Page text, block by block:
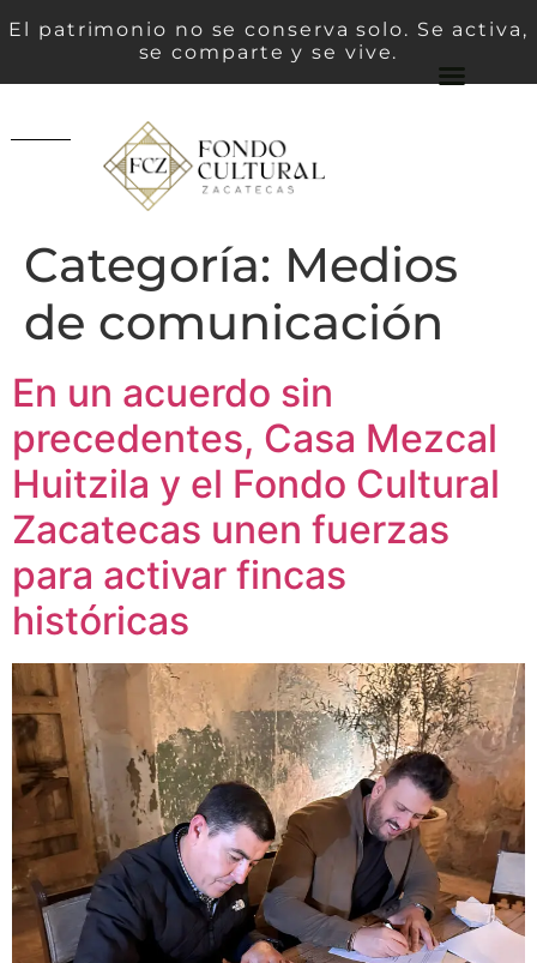
El patrimonio no se conserva solo. Se activa,
se comparte y se vive.
Categoría: Medios
de comunicación
En un acuerdo sin
precedentes, Casa Mezcal
Huitzila y el Fondo Cultural
Zacatecas unen fuerzas
para activar fincas
históricas